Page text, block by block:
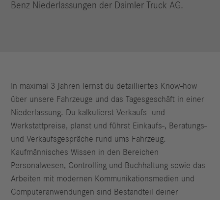
Benz Niederlassungen der Daimler Truck AG.
In maximal 3 Jahren lernst du detailliertes Know-how
über unsere Fahrzeuge und das Tagesgeschäft in einer
Niederlassung. Du kalkulierst Verkaufs- und
Werkstattpreise, planst und führst Einkaufs-, Beratungs-
und Verkaufsgespräche rund ums Fahrzeug.
Kaufmännisches Wissen in den Bereichen
Personalwesen, Controlling und Buchhaltung sowie das
Arbeiten mit modernen Kommunikationsmedien und
Computeranwendungen sind Bestandteil deiner